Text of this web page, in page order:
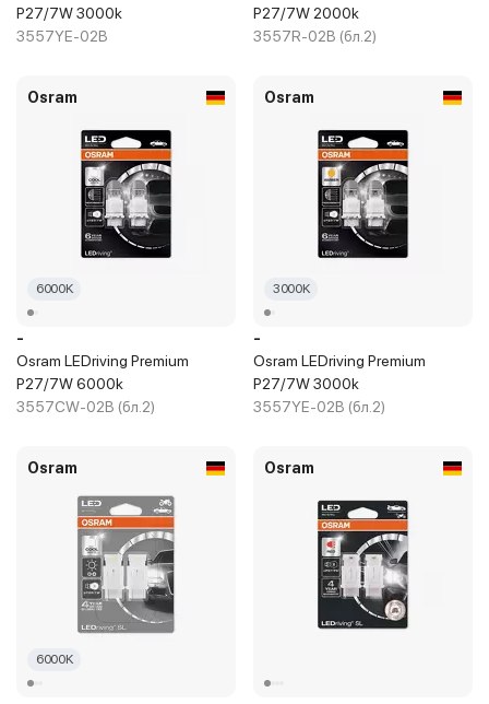
P27/7W 3000k
3557YE-02B
P27/7W 2000k
3557R-02B (бл.2)
Osram
6000K
-
Osram LEDriving Premium
P27/7W 6000k
3557CW-02B (бл.2)
Osram
3000K
-
Osram LEDriving Premium
P27/7W 3000k
3557YE-02B (бл.2)
Osram
6000K
Osram